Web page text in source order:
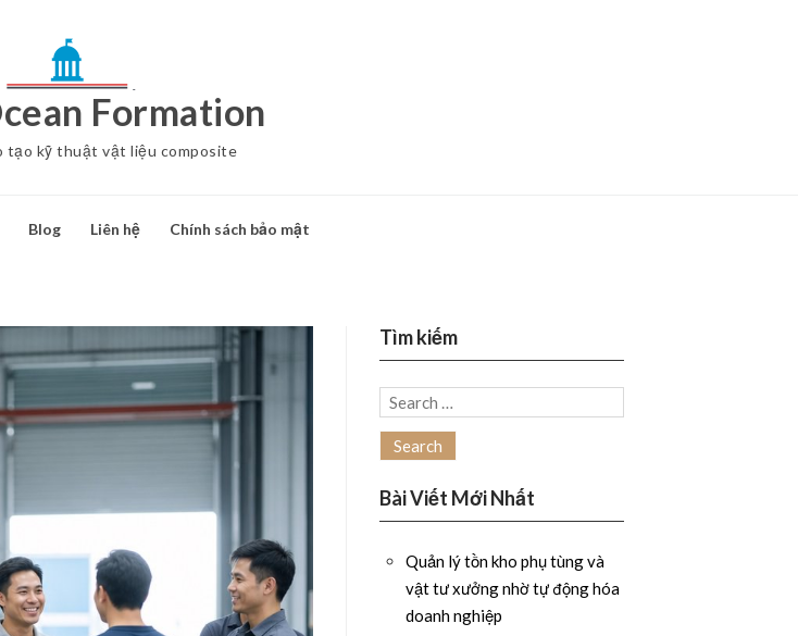
Formation
tạo kỹ thuật vật liệu composite
Blog Liên hệ Chính sách bảo mật
Tìm kiếm
Search
for:
Bài Viết Mới Nhất
Quản lý tồn kho phụ tùng và
vật tư xưởng nhờ tự động hóa
doanh nghiệp